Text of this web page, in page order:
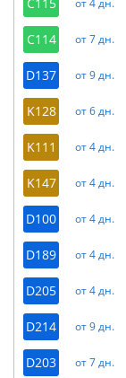
C114 от 7 дн.
D137 от 9 дн.
K128 от 6 дн.
K111 от 4 дн.
K147 от 4 дн.
D100 от 4 дн.
D189 от 4 дн.
D205 от 4 дн.
D214 от 9 дн.
D203 от 7 дн.